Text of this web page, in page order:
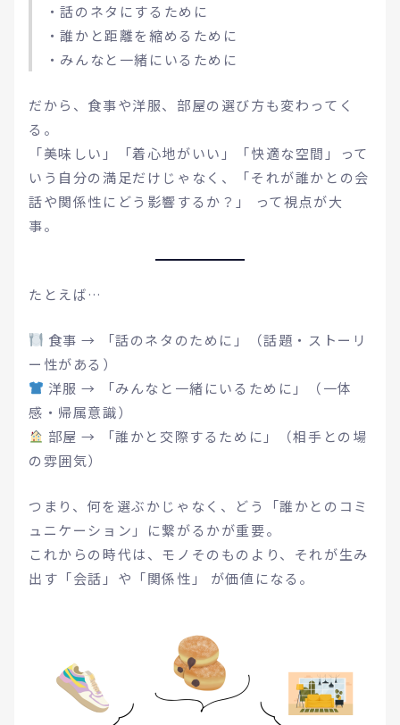
・話のネタにするために
・誰かと距離を縮めるために
・みんなと一緒にいるために
だから、食事や洋服、部屋の選び方も変わってく
る。
「美味しい」「着心地がいい」「快適な空間」って
いう自分の満足だけじゃなく、「それが誰かとの会
話や関係性にどう影響するか？」 って視点が大
事。
たとえば…
食事 → 「話のネタのために」（話題・ストーリ
ー性がある）
洋服 → 「みんなと一緒にいるために」（一体
感・帰属意識）
部屋 → 「誰かと交際するために」（相手との場
の雰囲気）
つまり、何を選ぶかじゃなく、どう「誰かとのコミ
ュニケーション」に繋がるかが重要。
これからの時代は、モノそのものより、それが生み
出す「会話」や「関係性」 が価値になる。